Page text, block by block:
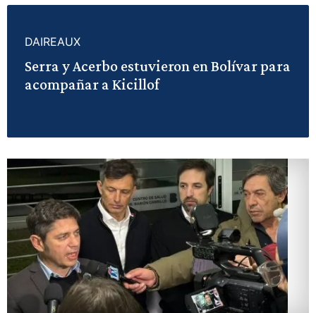
DAIREAUX
Serra y Acerbo estuvieron en Bolívar para
acompañar a Kicillof